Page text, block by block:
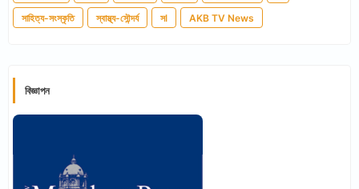
সাহিত্য-সংস্কৃতি স্বাস্থ্য-সৌন্দর্য সl AKB TV News
বিজ্ঞাপন